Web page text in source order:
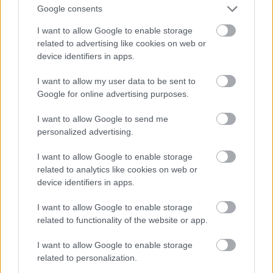
Google consents
I want to allow Google to enable storage
related to advertising like cookies on web or
device identifiers in apps.
I want to allow my user data to be sent to
Google for online advertising purposes.
I want to allow Google to send me
personalized advertising.
I want to allow Google to enable storage
related to analytics like cookies on web or
device identifiers in apps.
I want to allow Google to enable storage
related to functionality of the website or app.
I want to allow Google to enable storage
related to personalization.
A darabot Rusznák Andrással játszod, aki az
életben is a párod. Szerinted el tudtad volna ezt
játszani bárki mással?
Így biztosan nem. Andrissal olyan erős szövetség
van köztünk, amit egy másik színésszel hosszú
Ez a darab meg is erősítette a kapcsolatunkat.
Nekem fontos, hogy ő van mellettem a
legkiszolgáltatottabb pillanataimban, és bízhatok
benne, hogy megtart. Elkap, ha zuhanok.